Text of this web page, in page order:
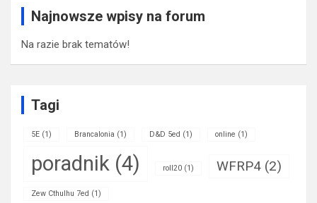
Najnowsze wpisy na forum
Na razie brak tematów!
Tagi
5E (1) Brancalonia (1) D&D 5ed (1) online (1)
poradnik (4) roll20 (1) WFRP4 (2)
Zew Cthulhu 7ed (1)